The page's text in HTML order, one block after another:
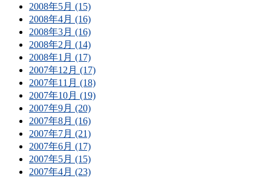
2008年5月 (15)
2008年4月 (16)
2008年3月 (16)
2008年2月 (14)
2008年1月 (17)
2007年12月 (17)
2007年11月 (18)
2007年10月 (19)
2007年9月 (20)
2007年8月 (16)
2007年7月 (21)
2007年6月 (17)
2007年5月 (15)
2007年4月 (23)